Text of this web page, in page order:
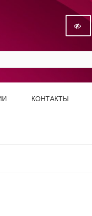
КОНТАКТЫ